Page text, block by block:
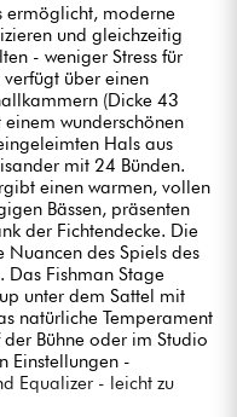
ermöglicht, moderne
und gleichzeitig
- weniger Stress für
verfügt über einen
(Dicke 43
wunderschönen
Hals aus
mit 24 Bünden.
einen warmen, vollen
Bässen, präsenten
der Fichtendecke. Die
des Spiels des
Das Fishman Stage
unter dem Sattel mit
natürliche Temperament
Bühne oder im Studio
Einstellungen -
Equalizer - leicht zu